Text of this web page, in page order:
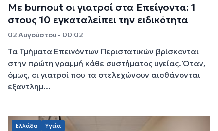
Με burnout οι γιατροί στα Επείγοντα: 1
στους 10 εγκαταλείπει την ειδικότητα
02 Αυγούστου - 00:02
Τα Τμήματα Επειγόντων Περιστατικών βρίσκονται
στην πρώτη γραμμή κάθε συστήματος υγείας. Όταν,
όμως, οι γιατροί που τα στελεχώνουν αισθάνονται
εξαντλημ...
Ελλάδα Υγεία